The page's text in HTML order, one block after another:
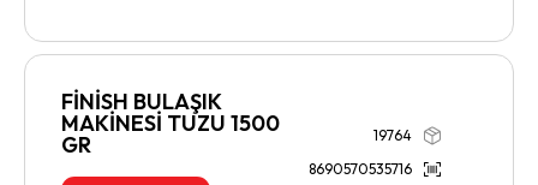
FİNİSH BULAŞIK
MAKİNESİ TUZU 1500
GR
19764
8690570535716